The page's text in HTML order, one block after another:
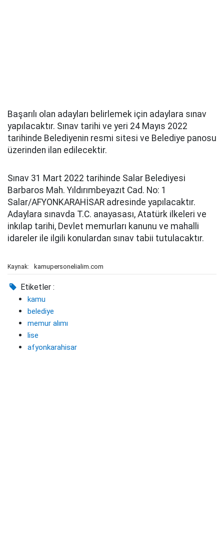
Başarılı olan adayları belirlemek için adaylara sınav
yapılacaktır. Sınav tarihi ve yeri 24 Mayıs 2022
tarihinde Belediyenin resmi sitesi ve Belediye panosu
üzerinden ilan edilecektir.
Sınav 31 Mart 2022 tarihinde Salar Belediyesi
Barbaros Mah. Yıldırımbeyazıt Cad. No: 1
Salar/AFYONKARAHİSAR adresinde yapılacaktır.
Adaylara sınavda T.C. anayasası, Atatürk ilkeleri ve
inkılap tarihi, Devlet memurları kanunu ve mahalli
idareler ile ilgili konulardan sınav tabii tutulacaktır.
Kaynak: kamupersonelialim.com
Etiketler :
kamu
belediye
memur alımı
lise
afyonkarahisar